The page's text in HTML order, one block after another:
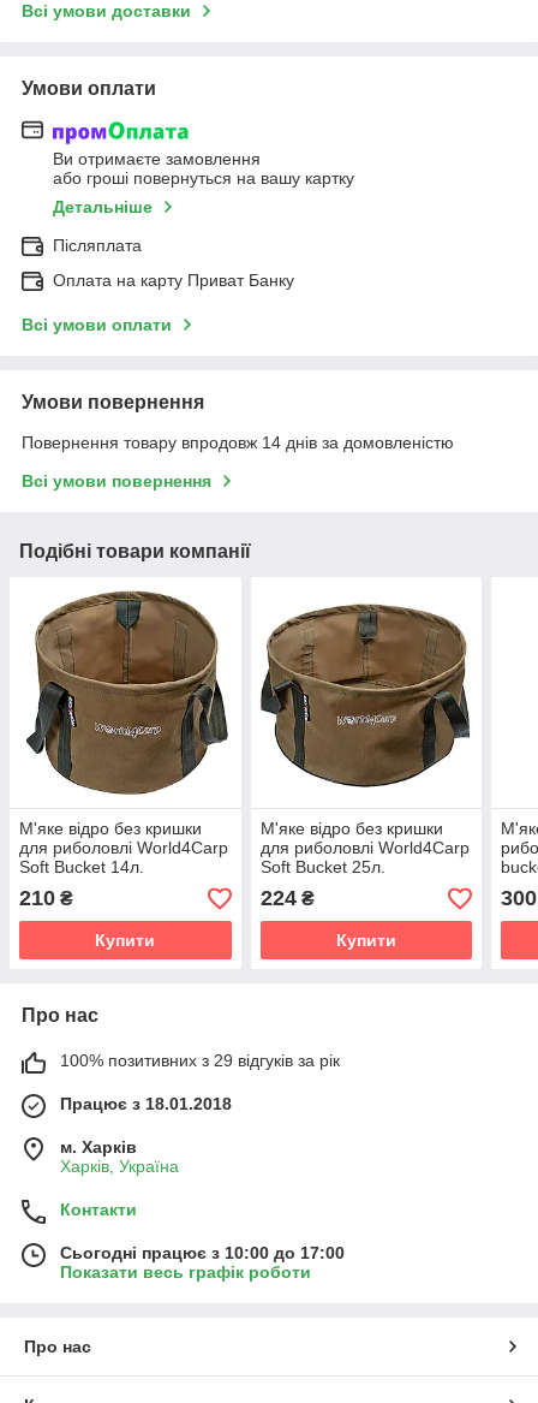
Всі умови доставки
Умови оплати
Ви отримаєте замовлення
або гроші повернуться на вашу картку
Детальніше
Післяплата
Оплата на карту Приват Банку
Всі умови оплати
Умови повернення
Повернення товару впродовж 14 днів за домовленістю
Всі умови повернення
Подібні товари компанії
М'яке відро без кришки
для риболовлі World4Carp
Soft Bucket 14л.
210 ₴
Купити
М'яке відро без кришки
для риболовлі World4Carp
Soft Bucket 25л.
224₴
Купити
300
Про нас
100% позитивних з 29 відгуків за рік
Працює з 18.01.2018
м. Харків
Харків, Україна
Контакти
Сьогодні працює з 10:00 до 17:00
Показати весь графік роботи
Про нас